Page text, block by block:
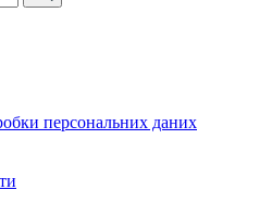
персональних даних